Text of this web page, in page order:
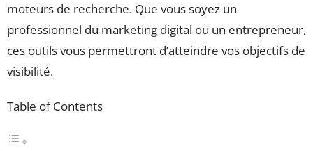
moteurs de recherche. Que vous soyez un
professionnel du marketing digital ou un entrepreneur,
ces outils vous permettront d’atteindre vos objectifs de
visibilité.
Table of Contents